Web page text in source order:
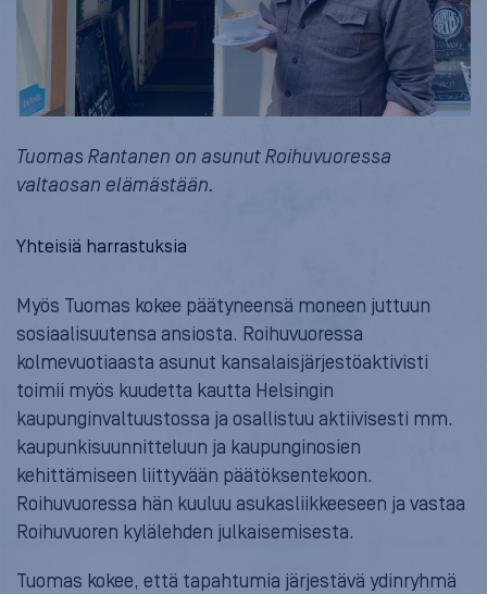
Tuomas Rantanen on asunut Roihuvuoressa
valtaosan elämästään.
Yhteisiä harrastuksia
Myös Tuomas kokee päätyneensä moneen juttuun
sosiaalisuutensa ansiosta. Roihuvuoressa
kolmevuotiaasta asunut kansalaisjärjestöaktivisti
toimii myös kuudetta kautta Helsingin
kaupunginvaltuustossa ja osallistuu aktiivisesti mm.
kaupunkisuunnitteluun ja kaupunginosien
kehittämiseen liittyvään päätöksentekoon.
Roihuvuoressa hän kuuluu asukasliikkeeseen ja vastaa
Roihuvuoren kylälehden julkaisemisesta.
Tuomas kokee, että tapahtumia järjestävä ydinryhmä